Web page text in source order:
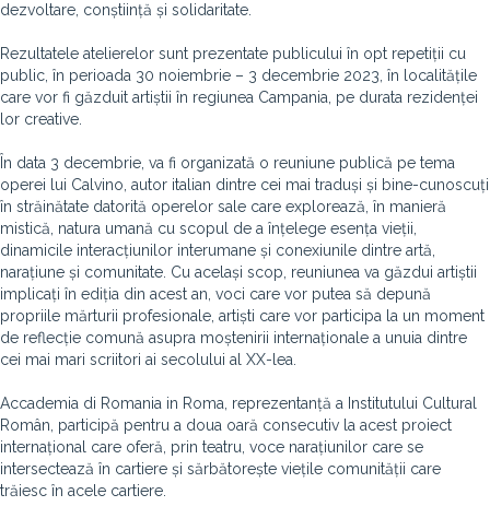
dezvoltare, conștiință și solidaritate.
Rezultatele atelierelor sunt prezentate publicului în opt repetiții cu
public, în perioada 30 noiembrie – 3 decembrie 2023, în localitățile
care vor fi găzduit artiștii în regiunea Campania, pe durata rezidenței
lor creative.
În data 3 decembrie, va fi organizată o reuniune publică pe tema
operei lui Calvino, autor italian dintre cei mai traduși și bine-cunoscuți
în străinătate datorită operelor sale care explorează, în manieră
mistică, natura umană cu scopul de a înțelege esența vieții,
dinamicile interacțiunilor interumane și conexiunile dintre artă,
narațiune și comunitate. Cu același scop, reuniunea va găzdui artiștii
implicați în ediția din acest an, voci care vor putea să depună
propriile mărturii profesionale, artiști care vor participa la un moment
de reflecție comună asupra moștenirii internaționale a unuia dintre
cei mai mari scriitori ai secolului al XX-lea.
Accademia di Romania in Roma, reprezentanță a Institutului Cultural
Român, participă pentru a doua oară consecutiv la acest proiect
internațional care oferă, prin teatru, voce narațiunilor care se
intersectează în cartiere și sărbătorește viețile comunității care
trăiesc în acele cartiere.